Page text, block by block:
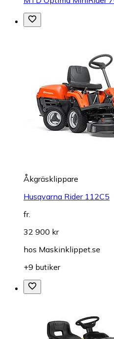
Åkgräsklippare
Husqvarna Rider 112C5
fr.
32 900 kr
hos Maskinklippet.se
+9 butiker